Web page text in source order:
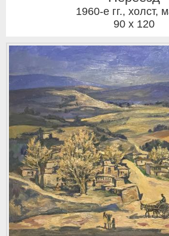
1960-е гг., холст,
90 x 120